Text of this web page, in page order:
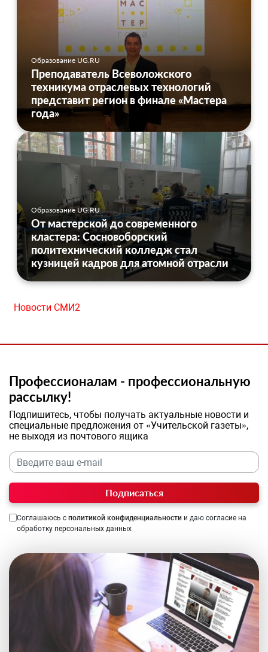
Образование UG.RU
Преподаватель Всеволожского
техникума отраслевых технологий
представит регион в финале «Мастера
года»
Образование UG.RU
От мастерской до современного
кластера: Сосновоборский
политехнический колледж стал
кузницей кадров для атомной отрасли
Новости СМИ2
Профессионалам - профессиональную
рассылку!
Подпишитесь, чтобы получать актуальные новости и
специальные предложения от «Учительской газеты»,
не выходя из почтового ящика
Подписаться
Соглашаюсь с политикой конфиденциальности и даю согласие на
обработку персональных данных